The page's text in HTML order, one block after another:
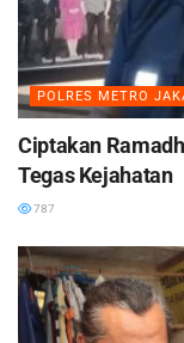
POLRES METRO
Ciptakan
Tegas Kejahatan
787